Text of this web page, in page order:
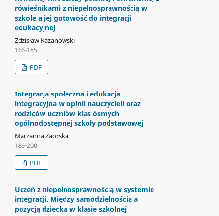
rówieśnikami z niepełnosprawnością w
szkole a jej gotowość do integracji
edukacyjnej
Zdzisław Kazanowski
166-185
PDF
Integracja społeczna i edukacja
integracyjna w opinii nauczycieli oraz
rodziców uczniów klas ósmych
ogólnodostępnej szkoły podstawowej
Marzanna Zaorska
186-200
PDF
Uczeń z niepełnosprawnością w systemie
integracji. Między samodzielnością a
pozycją dziecka w klasie szkolnej